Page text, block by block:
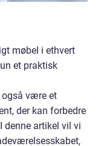
møbel i ethvert
et praktisk
også være et
der kan forbedre
denne artikel vil vi